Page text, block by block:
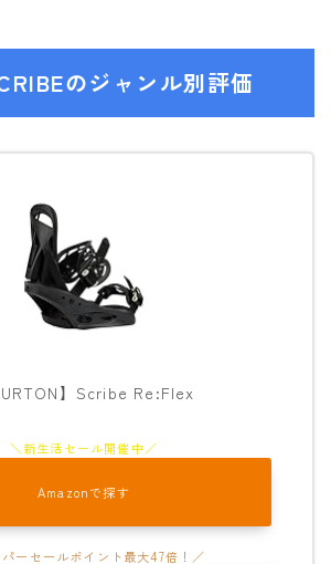
のジャンル別評価
】Scribe Re:Flex
Amazonで探す